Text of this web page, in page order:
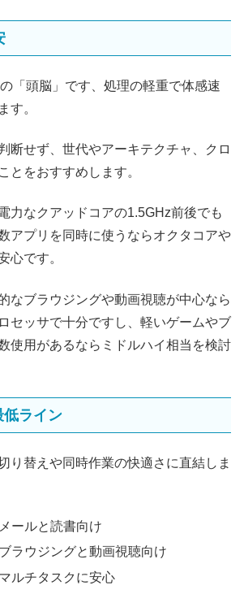
「頭脳」です、処理の軽重で体感速
す。
断せず、世代やアーキテクチャ、クロ
とをおすすめします。
力なクアッドコアの1.5GHz前後でも
アプリを同時に使うならオクタコアや
心です。
なブラウジングや動画視聴が中心なら
セッサで十分ですし、軽いゲームやブ
使用があるならミドルハイ相当を検討
低ライン
り替えや同時作業の快適さに直結しま
ールと読書向け
ラウジングと動画視聴向け
ルチタスクに安心